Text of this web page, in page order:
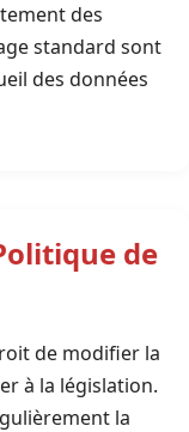
des
standard sont
des données
de
de modifier la
à la législation.
la